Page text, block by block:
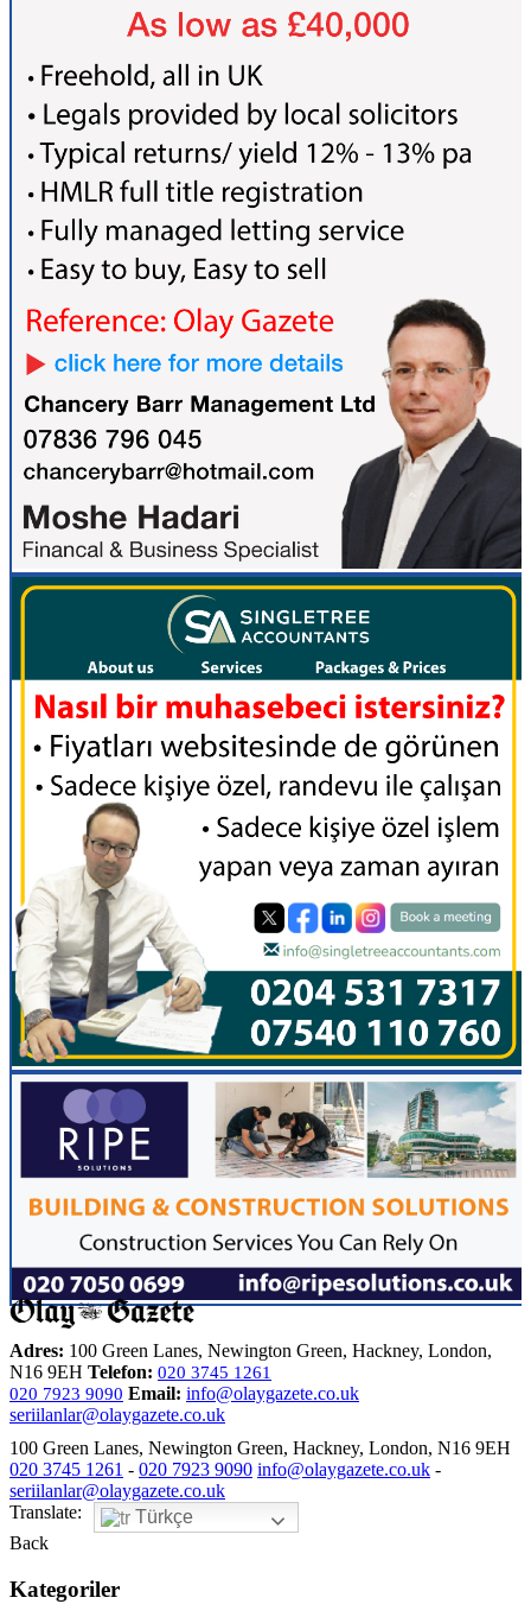
Adres: 100 Green Lanes, Newington Green, Hackney, London,
N16 9EH Telefon: 020 3745 1261
020 7923 9090 Email: info@olaygazete.co.uk
seriilanlar@olaygazete.co.uk
100 Green Lanes, Newington Green, Hackney, London, N16 9EH
020 3745 1261 - 020 7923 9090 info@olaygazete.co.uk -
seriilanlar@olaygazete.co.uk
Translate:
Türkçe
Back
Kategoriler